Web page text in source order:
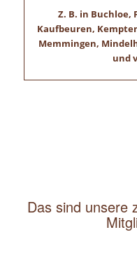
Z. B. in Buchloe,
Kaufbeuren,
Memmingen,
und
Das sind unsere